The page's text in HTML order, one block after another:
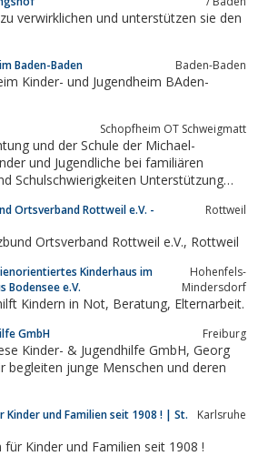
verwirklichen und unterstützen sie den
Baden-Baden Baden-Baden
Kinder- und Jugendheim BAden-
Schopfheim OT Schweigmatt
und der Schule der Michael-
und Jugendliche bei familiären
Ortsverband Rottweil e.V. -
Rottweil
Deutscher Kinderschutzbund Ortsverband Rottweil e.V., Rottweil
Kinderhaus im
Bodensee e.V.
Hohenfels-
Mindersdorf
Kinderhaus Bodensee hilft Kindern in Not, Beratung, Elternarbeit.
GmbH Freiburg
& Jugendhilfe GmbH, Georg
und Familien seit 1908 ! | St.
Karlsruhe
Kinder und Familien seit 1908 !